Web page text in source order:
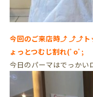
今回のご来店時⤴︎ ⤴︎⤴︎ト
ょっとつむじ割れ(ﾟoﾟ;
今日のパーマはでっか